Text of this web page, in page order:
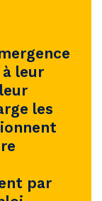
leur
les
par